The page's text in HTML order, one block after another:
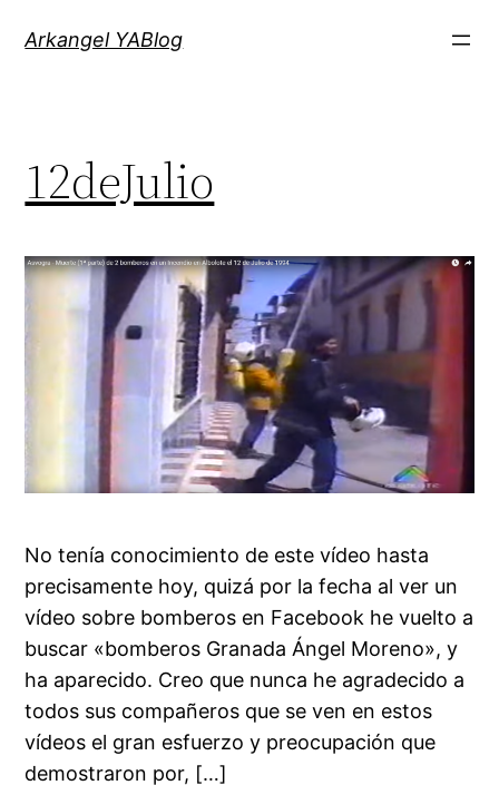
Arkangel YABlog
12deJulio
No tenía conocimiento de este vídeo hasta
precisamente hoy, quizá por la fecha al ver un
vídeo sobre bomberos en Facebook he vuelto a
buscar «bomberos Granada Ángel Moreno», y
ha aparecido. Creo que nunca he agradecido a
todos sus compañeros que se ven en estos
vídeos el gran esfuerzo y preocupación que
demostraron por, […]